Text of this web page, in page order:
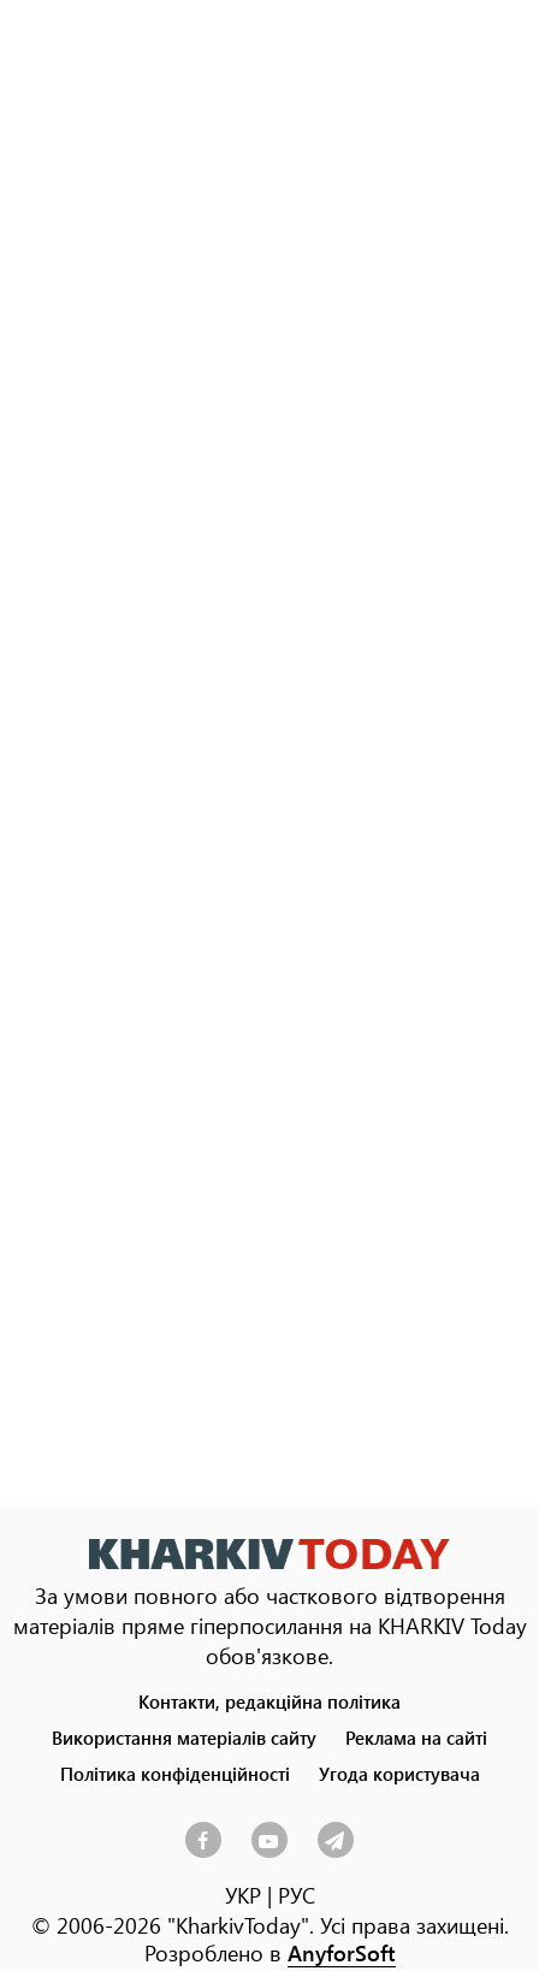
За умови повного або часткового відтворення
матеріалів пряме гіперпосилання на KHARKIV Today
обов'язкове.
menu
Контакти, редакційна політика
Використання матеріалів сайту
Реклама на сайті
Політика конфіденційності
Угода користувача
УКР| РУС
© 2006-2026 "KharkivToday". Усі права захищені.
Розроблено в AnyforSoft